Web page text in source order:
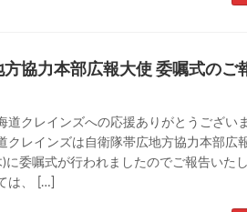
方協力本部広報大使 委嘱式のご
道クレインズへの応援ありがとうござい
クレインズは自衛隊帯広地方協力本部広
)に委嘱式が行われましたのでご報告いた
は、 […]